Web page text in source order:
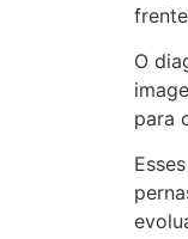
O
para